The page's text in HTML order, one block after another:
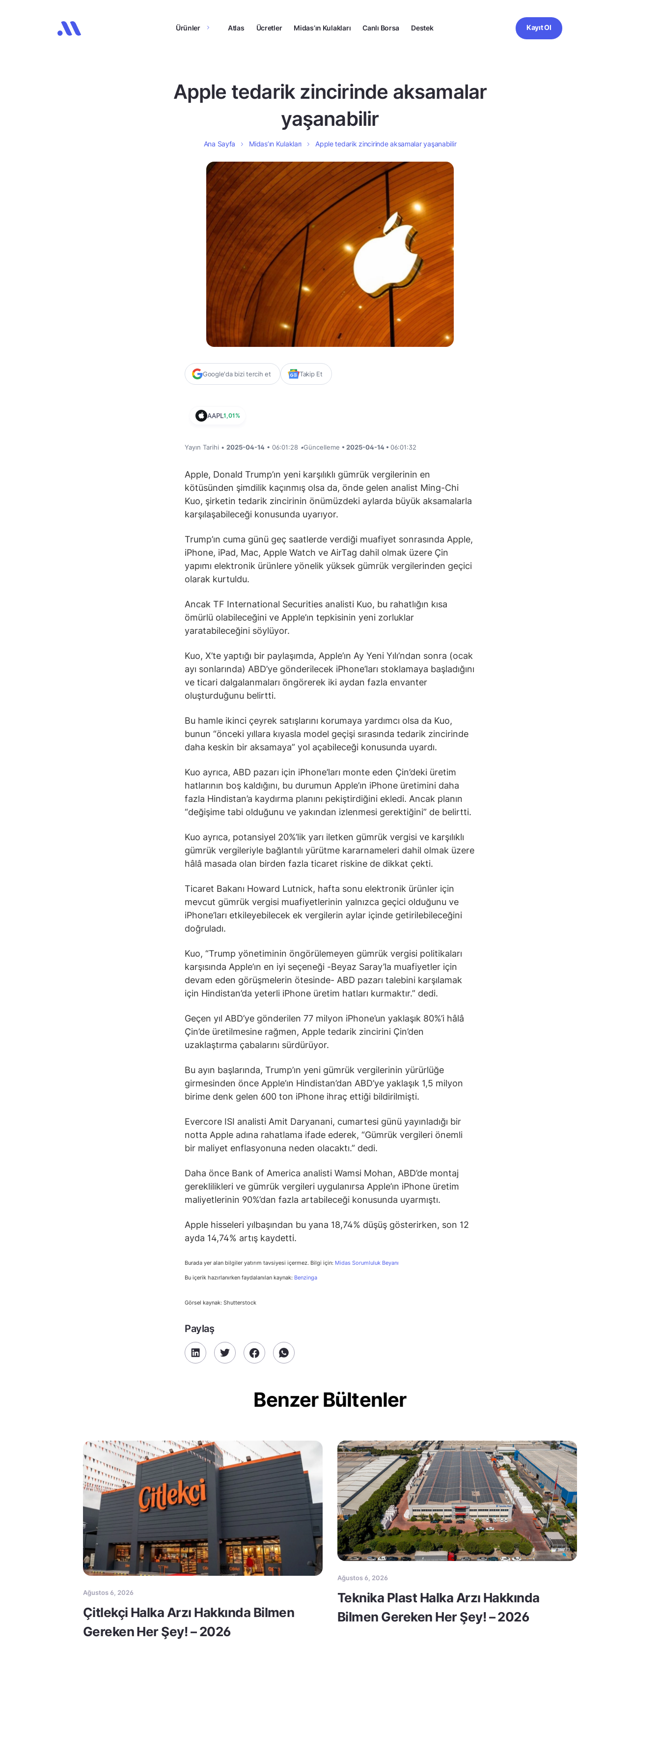
Ürünler Atlas Ücretler Midas’ın Kulakları Canlı Borsa Destek Kayıt Ol
Apple tedarik zincirinde aksamalar
yaşanabilir
Ana Sayfa Midas’ın Kulakları Apple tedarik zincirinde aksamalar yaşanabilir
Google'da bizi tercih et Takip Et
AAPL1,01%
Yayın Tarihi • 2025-04-14 • 06:01:28 •Güncelleme • 2025-04-14 • 06:01:32
Apple, Donald Trump’ın yeni karşılıklı gümrük vergilerinin en
kötüsünden şimdilik kaçınmış olsa da, önde gelen analist Ming-Chi
Kuo, şirketin tedarik zincirinin önümüzdeki aylarda büyük aksamalarla
karşılaşabileceği konusunda uyarıyor.
Trump’ın cuma günü geç saatlerde verdiği muafiyet sonrasında Apple,
iPhone, iPad, Mac, Apple Watch ve AirTag dahil olmak üzere Çin
yapımı elektronik ürünlere yönelik yüksek gümrük vergilerinden geçici
olarak kurtuldu.
Ancak TF International Securities analisti Kuo, bu rahatlığın kısa
ömürlü olabileceğini ve Apple’ın tepkisinin yeni zorluklar
yaratabileceğini söylüyor.
Kuo, X’te yaptığı bir paylaşımda, Apple’ın Ay Yeni Yılı’ndan sonra (ocak
ayı sonlarında) ABD’ye gönderilecek iPhone’ları stoklamaya başladığını
ve ticari dalgalanmaları öngörerek iki aydan fazla envanter
oluşturduğunu belirtti.
Bu hamle ikinci çeyrek satışlarını korumaya yardımcı olsa da Kuo,
bunun “önceki yıllara kıyasla model geçişi sırasında tedarik zincirinde
daha keskin bir aksamaya” yol açabileceği konusunda uyardı.
Kuo ayrıca, ABD pazarı için iPhone’ları monte eden Çin’deki üretim
hatlarının boş kaldığını, bu durumun Apple’ın iPhone üretimini daha
fazla Hindistan’a kaydırma planını pekiştirdiğini ekledi. Ancak planın
“değişime tabi olduğunu ve yakından izlenmesi gerektiğini” de belirtti.
Kuo ayrıca, potansiyel 20%’lik yarı iletken gümrük vergisi ve karşılıklı
gümrük vergileriyle bağlantılı yürütme kararnameleri dahil olmak üzere
hâlâ masada olan birden fazla ticaret riskine de dikkat çekti.
Ticaret Bakanı Howard Lutnick, hafta sonu elektronik ürünler için
mevcut gümrük vergisi muafiyetlerinin yalnızca geçici olduğunu ve
iPhone’ları etkileyebilecek ek vergilerin aylar içinde getirilebileceğini
doğruladı.
Kuo, “Trump yönetiminin öngörülemeyen gümrük vergisi politikaları
karşısında Apple’ın en iyi seçeneği -Beyaz Saray’la muafiyetler için
devam eden görüşmelerin ötesinde- ABD pazarı talebini karşılamak
için Hindistan’da yeterli iPhone üretim hatları kurmaktır.” dedi.
Geçen yıl ABD’ye gönderilen 77 milyon iPhone’un yaklaşık 80%’i hâlâ
Çin’de üretilmesine rağmen, Apple tedarik zincirini Çin’den
uzaklaştırma çabalarını sürdürüyor.
Bu ayın başlarında, Trump’ın yeni gümrük vergilerinin yürürlüğe
girmesinden önce Apple’ın Hindistan’dan ABD’ye yaklaşık 1,5 milyon
birime denk gelen 600 ton iPhone ihraç ettiği bildirilmişti.
Evercore ISI analisti Amit Daryanani, cumartesi günü yayınladığı bir
notta Apple adına rahatlama ifade ederek, “Gümrük vergileri önemli
bir maliyet enflasyonuna neden olacaktı.” dedi.
Daha önce Bank of America analisti Wamsi Mohan, ABD’de montaj
gereklilikleri ve gümrük vergileri uygulanırsa Apple’ın iPhone üretim
maliyetlerinin 90%’dan fazla artabileceği konusunda uyarmıştı.
Apple hisseleri yılbaşından bu yana 18,74% düşüş gösterirken, son 12
ayda 14,74% artış kaydetti.
Burada yer alan bilgiler yatırım tavsiyesi içermez. Bilgi için: Midas Sorumluluk Beyanı
Bu içerik hazırlanırken faydalanılan kaynak: Benzinga
Görsel kaynak: Shutterstock
Paylaş
Benzer Bültenler
Ağustos 6, 2026
Çitlekçi Halka Arzı Hakkında Bilmen
Gereken Her Şey! – 2026
Ağustos 6, 2026
Teknika Plast Halka Arzı Hakkında
Bilmen Gereken Her Şey! – 2026